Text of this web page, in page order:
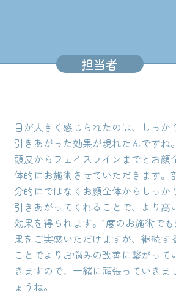
担当者
目が大きく感じられたのは、しっか
引きあがった効果が現れたんですね。
頭皮からフェイスラインまでとお顔
体的にお施術させていただきます。
分的にではなくお顔全体からしっか
引きあがってくれることで、より高
効果を得られます。1度のお施術で
果をご実感いただけますが、継続す
ことでよりお悩みの改善に繋がって
きますので、一緒に頑張っていきま
ょうね。